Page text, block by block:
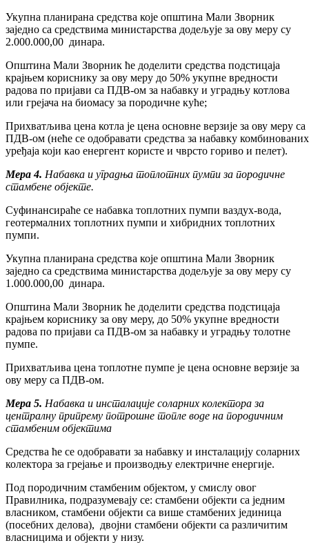
Укупна планирана средства које општина Мали Зворник
заједно са средствима министарства додељује за ову меру су
2.000.000,00 динара.
Општина Мали Зворник ће доделити средства подстицаја
крајњем кориснику за ову меру до 50% укупне вредности
радова по пријави са ПДВ-ом за набавку и уградњу котлова
или грејача на биомасу за породичне куће;
Прихватљива цена котла је цена основне верзије за ову меру са
ПДВ-ом (неће се одобравати средства за набавку комбинованих
уређаја који као енергент користе и чврсто гориво и пелет).
Мера 4. Набавка и уградња топлотних пумпи за породичне
стамбене објекте.
Суфинансираће се набавка топлотних пумпи ваздух-вода,
геотермалних топлотних пумпи и хибридних топлотних
пумпи.
Укупна планирана средства које општина Мали Зворник
заједно са средствима министарства додељује за ову меру су
1.000.000,00 динара.
Општина Мали Зворник ће доделити средства подстицаја
крајњем кориснику за ову меру, до 50% укупне вредности
радова по пријави са ПДВ-ом за набавку и уградњу толотне
пумпе.
Прихватљива цена топлотне пумпе је цена основне верзије за
ову меру са ПДВ-ом.
Мера 5. Набавка и инсталације соларних колектора за
централну припрему потрошне топле воде на породичним
стамбеним објектима
Средства ће се одобравати за набавку и инсталацију соларних
колектора за грејање и производњу електричне енергије.
Под породичним стамбеним објектом, у смислу овог
Правилника, подразумевају се: стамбени објекти са једним
власником, стамбени објекти са више стамбених јединица
(посебних делова), двојни стамбени објекти са различитим
власницима и објекти у низу.